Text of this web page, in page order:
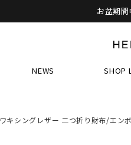
お盆期
NEWS SHOP
ワキシングレザー 二つ折り財布/エン